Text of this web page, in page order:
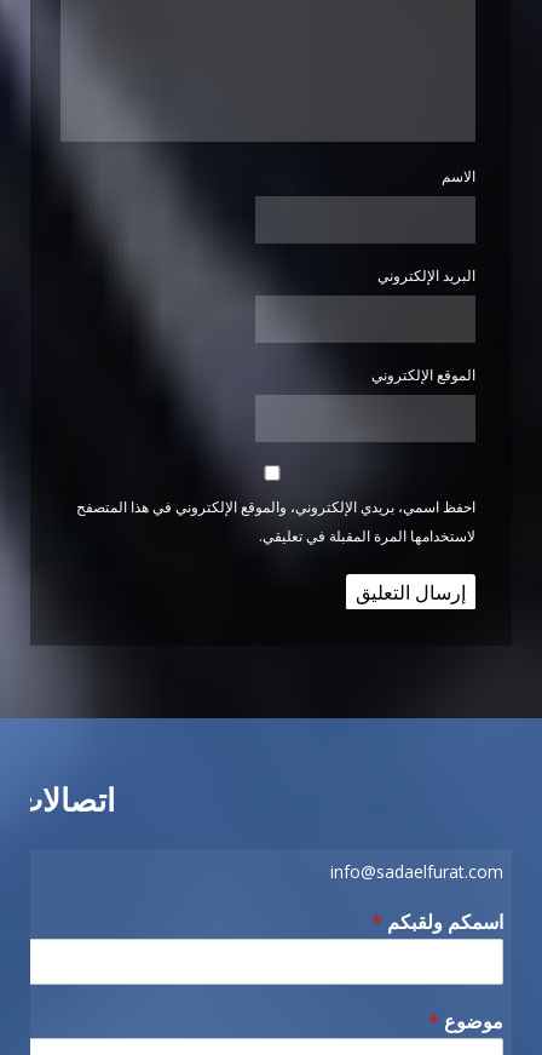
الاسم
البريد الإلكتروني
الموقع الإلكتروني
احفظ اسمي، بريدي الإلكتروني، والموقع الإلكتروني في هذا المتصفح
لاستخدامها المرة المقبلة في تعليقي.
اتصالات
info@sadaelfurat.com
اسمكم ولقبكم *
موضوع *